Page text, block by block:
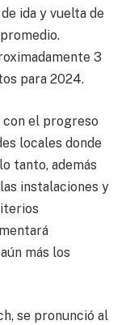
ida y vuelta de
3
para 2024.
con el progreso
locales donde
tanto, además
instalaciones y
más los
se pronunció al